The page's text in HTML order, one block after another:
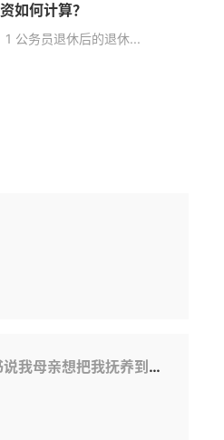
如何计算？
公务员退休后的退休...
说抚养费了。现在我14岁了。我现在能告诉她吗？